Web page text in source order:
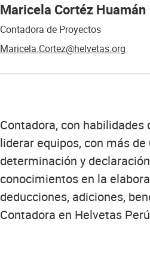
Maricela Cortéz Huamán
Contadora de Proyectos
Maricela.Cortez@helvetas.org
Contadora, con
liderar equipos, con más
determinación y
conocimientos en la
deducciones, adiciones,
Contadora en Helvetas